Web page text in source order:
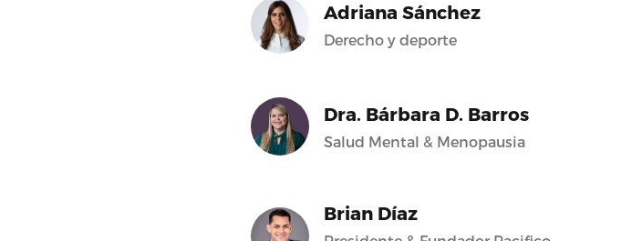
Adriana Sánchez
Derecho y deporte
Dra. Bárbara D. Barros
Salud Mental & Menopausia
Brian Díaz